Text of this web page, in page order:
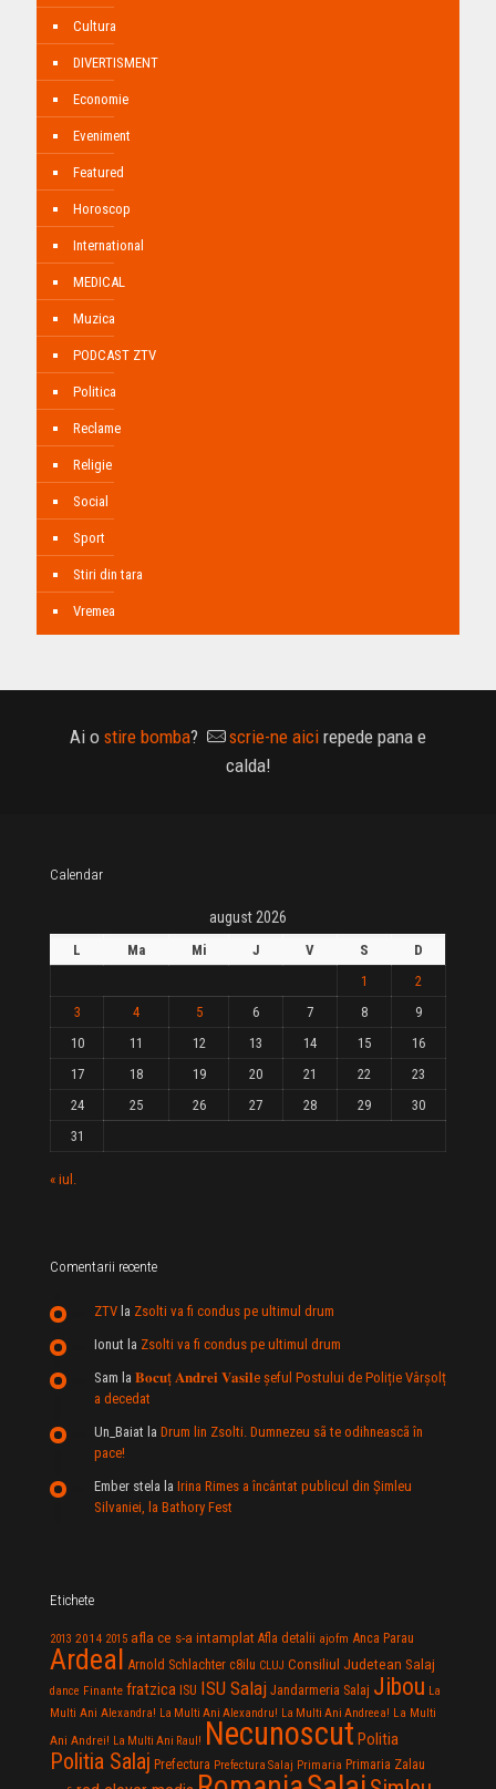
Cultura
DIVERTISMENT
Economie
Eveniment
Featured
Horoscop
International
MEDICAL
Muzica
PODCAST ZTV
Politica
Reclame
Religie
Social
Sport
Stiri din tara
Vremea
Ai o stire bomba? scrie-ne aici repede pana e
calda!
Calendar
august 2026
L Ma Mi J V S
D
1
2
3
4 5 6 7 8
9
10
11 12 13 14 15
16
17
18 19 20 21 22
23
24
25 26 27 28 29
30
31
« iul.
Comentarii recente
ZTV la Zsolti va fi condus pe ultimul drum
Ionut la Zsolti va fi condus pe ultimul drum
Sam la 𝐁𝐨𝐜𝐮ț 𝐀𝐧𝐝𝐫𝐞𝐢 𝐕𝐚𝐬𝐢𝐥e şeful Postului de Poliție Vârșolț
a decedat
Un_Baiat la Drum lin Zsolti. Dumnezeu sã te odihneascã în
pace!
Ember stela la Irina Rimes a încântat publicul din Şimleu
Silvaniei, la Bathory Fest
Etichete
2013 2014 2015 afla ce s-a intamplat Afla detalii ajofm Anca Parau
Ardeal Arnold Schlachter c8ilu CLUJ Consiliul Judetean Salaj
dance Finante fratzica ISU ISU Salaj Jandarmeria Salaj Jibou La
Multi Ani Alexandra! La Multi Ani Alexandru! La Multi Ani Andreea! La Multi
Ani Andrei! La Multi Ani Raul! Necunoscut Politia
Politia Salaj Prefectura Prefectura Salaj Primaria Primaria Zalau